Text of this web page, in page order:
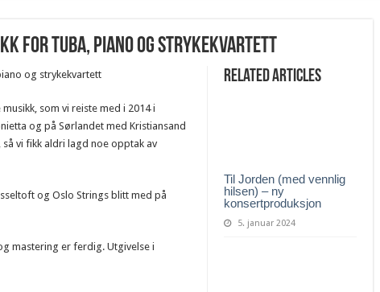
for tuba, piano og strykekvartett
Related Articles
Til Jorden (med vennlig
hilsen) – ny
konsertproduksjon
5. januar 2024
og strykekvartett
som vi reiste med i 2014 i
og på Sørlandet med Kristiansand
så vi fikk aldri lagd noe opptak av
og Oslo Strings blitt med på
mastering er ferdig. Utgivelse i